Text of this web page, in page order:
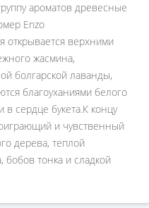
ароматов древесные
Enzo
открывается верхними
жасмина,
болгарской лаванды,
благоуханиями белого
сердце букета.К концу
и чувственный
дерева, теплой
бобов тонка и сладкой